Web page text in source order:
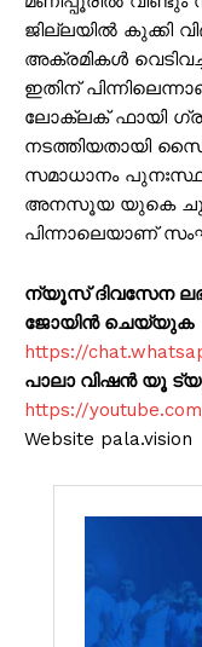
ജില്ലയിൽ കുക്കി
അക്രമികൾ
ഇതിന്
ലോക്ലക് ഫായി
നടത്തിയതായി
സമാധാനം
അനസൂയ യുകെ
പിന്നാലെയാണ്
ന്യൂസ് ദിവസേന
ജോയിൻ ചെയ്യുക
https://
പാലാ വിഷൻ യൂ
https://
Website pala.vision